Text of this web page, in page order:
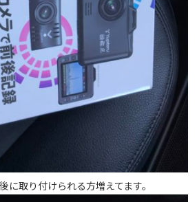
に取り付けられる方増えてます。